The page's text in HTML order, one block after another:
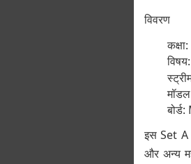
विवरण
इस Set A
और अन्य